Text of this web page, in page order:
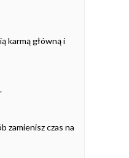
karmą główną i
zamienisz czas na